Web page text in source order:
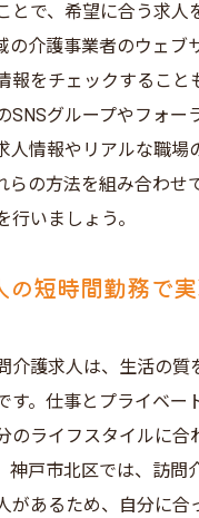
とで、希望に合う求人
の介護事業者のウェブ
報をチェックすること
SNSグループやフォー
人情報やリアルな職場
らの方法を組み合わせ
いましょう。
の短時間勤務で
介護求人は、生活の質
す。仕事とプライベー
のライフスタイルに合
神戸市北区では、訪問
があるため、自分に合